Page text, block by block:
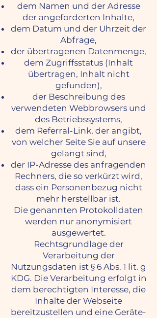
dem Namen und der Adresse
der angeforderten Inhalte,
dem Datum und der Uhrzeit der
Abfrage,
der übertragenen Datenmenge,
dem Zugriffsstatus (Inhalt
übertragen, Inhalt nicht
gefunden),
der Beschreibung des
verwendeten Webbrowsers und
des Betriebssystems,
dem Referral-Link, der angibt,
von welcher Seite Sie auf unsere
gelangt sind,
der IP-Adresse des anfragenden
Rechners, die so verkürzt wird,
dass ein Personenbezug nicht
mehr herstellbar ist.
Die genannten Protokolldaten
werden nur anonymisiert
ausgewertet.
Rechtsgrundlage der
Verarbeitung der
Nutzungsdaten ist § 6 Abs. 1 lit. g
KDG. Die Verarbeitung erfolgt in
dem berechtigten Interesse, die
Inhalte der Webseite
bereitzustellen und eine Geräte-